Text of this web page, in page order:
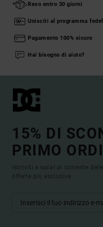
Reso entro 30 giorni
Unisciti al programma
Pagamento 100% sicuro
Hai bisogno di aiuto?
15% DI
PRIMO
Iscriviti e sarai al corrente
offerte più esclusive.